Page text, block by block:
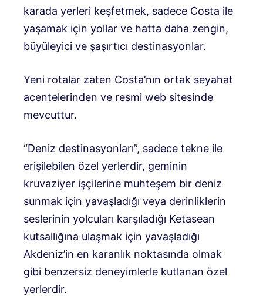
karada yerleri keşfetmek, sadece Costa ile
yaşamak için yollar ve hatta daha zengin,
büyüleyici ve şaşırtıcı destinasyonlar.
Yeni rotalar zaten Costa’nın ortak seyahat
acentelerinden ve resmi web sitesinde
mevcuttur.
“Deniz destinasyonları”, sadece tekne ile
erişilebilen özel yerlerdir, geminin
kruvaziyer işçilerine muhteşem bir deniz
sunmak için yavaşladığı veya derinliklerin
seslerinin yolcuları karşıladığı Ketasean
kutsallığına ulaşmak için yavaşladığı
Akdeniz’in en karanlık noktasında olmak
gibi benzersiz deneyimlerle kutlanan özel
yerlerdir.